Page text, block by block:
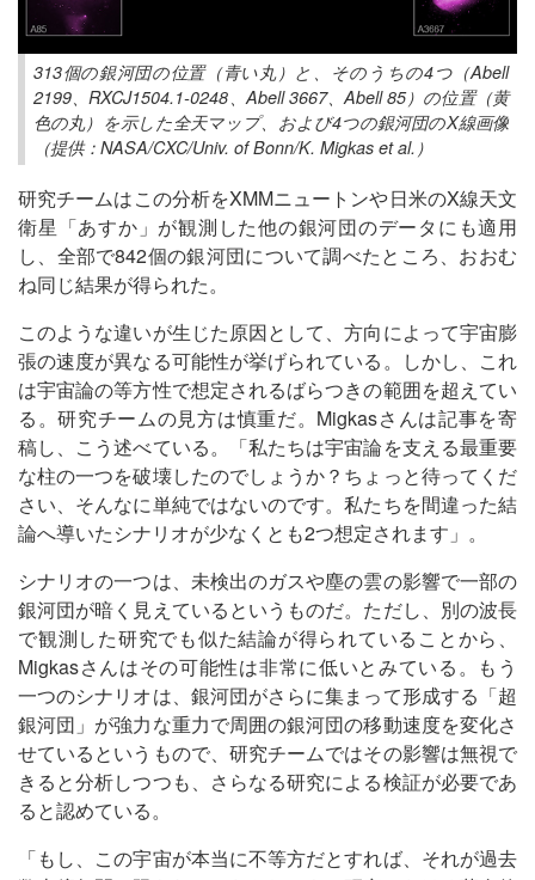
313個の銀河団の位置（青い丸）と、そのうちの4つ（Abell
2199、RXCJ1504.1-0248、Abell 3667、Abell 85）の位置（黄
色の丸）を示した全天マップ、および4つの銀河団のX線画像
（提供：NASA/CXC/Univ. of Bonn/K. Migkas et al.）
研究チームはこの分析をXMMニュートンや日米のX線天文
衛星「あすか」が観測した他の銀河団のデータにも適用
し、全部で842個の銀河団について調べたところ、おおむ
ね同じ結果が得られた。
このような違いが生じた原因として、方向によって宇宙膨
張の速度が異なる可能性が挙げられている。しかし、これ
は宇宙論の等方性で想定されるばらつきの範囲を超えてい
る。研究チームの見方は慎重だ。Migkasさんは記事を寄
稿し、こう述べている。「私たちは宇宙論を支える最重要
な柱の一つを破壊したのでしょうか？ちょっと待ってくだ
さい、そんなに単純ではないのです。私たちを間違った結
論へ導いたシナリオが少なくとも2つ想定されます」。
シナリオの一つは、未検出のガスや塵の雲の影響で一部の
銀河団が暗く見えているというものだ。ただし、別の波長
で観測した研究でも似た結論が得られていることから、
Migkasさんはその可能性は非常に低いとみている。もう
一つのシナリオは、銀河団がさらに集まって形成する「超
銀河団」が強力な重力で周囲の銀河団の移動速度を変化さ
せているというもので、研究チームではその影響は無視で
きると分析しつつも、さらなる研究による検証が必要であ
ると認めている。
「もし、この宇宙が本当に不等方だとすれば、それが過去